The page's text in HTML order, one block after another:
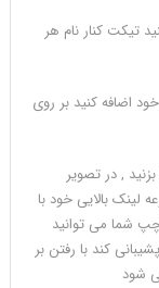
تیکت کنار نام هر
اضافه کنید بر روی
, در تصویر
لینک بالایی خود با
شما می توانید
کند با رفتن بر
شود